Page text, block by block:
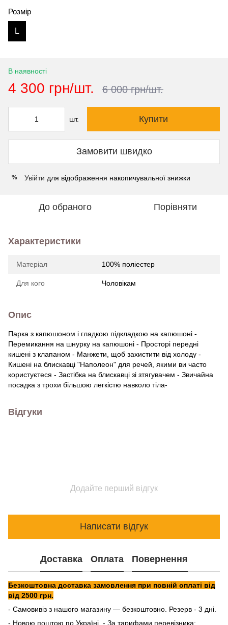
Розмір
L
В наявності
4 300 грн/шт. 6 000 грн/шт.
шт. Купити
Замовити швидко
% Увійти для відображення накопичувальної знижки
До обраного Порівняти
Характеристики
Матеріал 100% поліестер
Для кого Чоловікам
Опис
Парка з капюшоном і гладкою підкладкою на капюшоні -
Перемикання на шнурку на капюшоні - Просторі передні
кишені з клапаном - Манжети, щоб захистити від холоду -
Кишені на блискавці "Наполеон" для речей, якими ви часто
користуєтеся - Застібка на блискавці зі зтягувачем - Звичайна
посадка з трохи більшою легкістю навколо тіла-
Відгуки
Додайте перший відгук
Написати відгук
Доставка Оплата Повернення
Безкоштовна доставка замовлення при повній оплаті від
від 2500 грн.
- Самовивіз з нашого магазину — безкоштовно. Резерв - 3 дні.
- Новою поштою по Україні - За тарифами перевізника: